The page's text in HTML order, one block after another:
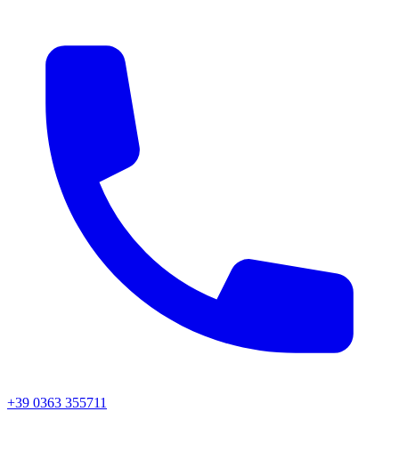
+39 0363 355711